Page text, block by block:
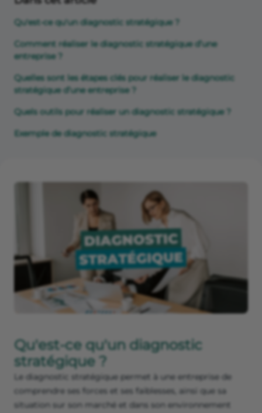
Qu'est-ce qu'un diagnostic stratégique ?
Comment réaliser le diagnostic stratégique d’une
entreprise ?
Quelles sont les étapes clés pour réaliser le diagnostic
stratégique d’une entreprise ?
Quels outils pour réaliser un diagnostic stratégique ?
Exemple de diagnostic stratégique
Qu'est-ce qu'un diagnostic
stratégique ?
Le diagnostic stratégique permet à une entreprise de
comprendre ses forces et ses faiblesses, ainsi que sa
situation sur son marché et dans son environnement